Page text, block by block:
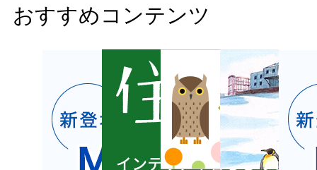
おすすめコンテンツ